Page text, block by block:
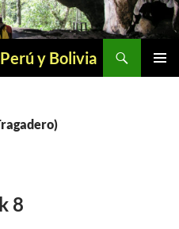
y Bolivia
8